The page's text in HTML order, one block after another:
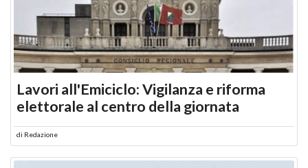
Lavori all'Emiciclo: Vigilanza e riforma
elettorale al centro della giornata
di Redazione